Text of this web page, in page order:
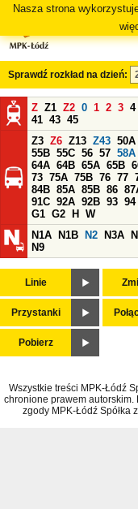
Nasza strona
Sprawdź rozkład na dzień:
Z Z1 Z2 0 1 2 3 4
41 43 45
Z3 Z6 Z13 Z43 50A
55B 55C 56 57 58A
64A 64B 65A 65B
73 75A 75B 76 77
84B 85A 85B 86
91C 92A 92B 93 94
G1 G2 H
W
N1A
N1B N2 N3A
N9
Linie
Przystanki
Pobierz
Wszystkie treści MPK-Łódź
chronione prawem
zgody MPK-Łódź Spółka